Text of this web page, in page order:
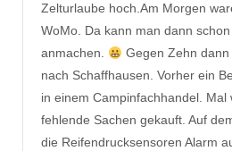
Zelturlaube hoch.Am Morgen
WoMo. Da kann man dann
anmachen.
Gegen Zehn
nach Schaffhausen. Vorher ein
in einem Campinfachhandel. Mal
fehlende Sachen gekauft. Auf
die Reifendrucksensoren Alarm